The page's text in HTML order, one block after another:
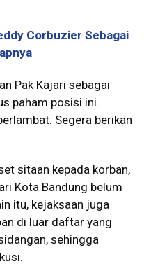
Corbuzier Sebagai
Pak Kajari sebagai
paham posisi ini.
Segera berikan
sitaan kepada korban,
Kota Bandung belum
itu, kejaksaan juga
di luar daftar yang
sehingga